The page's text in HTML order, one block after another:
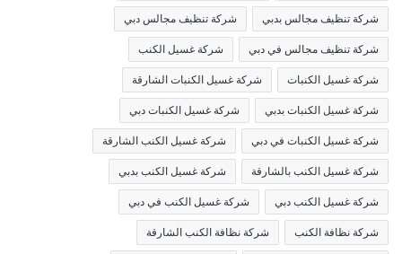
شركة تنظيف مجالس بدبي شركة تنظيف مجالس دبي
شركة تنظيف مجالس في دبي شركة غسيل الكنب
شركة غسيل الكنبات شركة غسيل الكنبات الشارقة
شركة غسيل الكنبات بدبي شركة غسيل الكنبات دبي
شركة غسيل الكنبات في دبي شركة غسيل الكنب الشارقة
شركة غسيل الكنب بالشارقة شركة غسيل الكنب بدبي
شركة غسيل الكنب دبي شركة غسيل الكنب في دبي
شركة نظافة الكنب شركة نظافة الكنب الشارقة